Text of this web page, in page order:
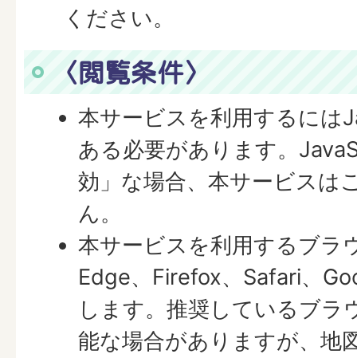
ください。
〈閲覧条件〉
本サービスを利用するには
ある必要があります。
効」な場合、本サービスは
ん。
本サービスを利用するブラ
Edge、Firefox、Safari、
します。推奨しているブラ
能な場合がありますが、地